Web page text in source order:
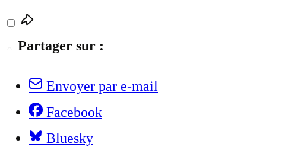
Partager sur :
Envoyer par e-mail
Facebook
Bluesky